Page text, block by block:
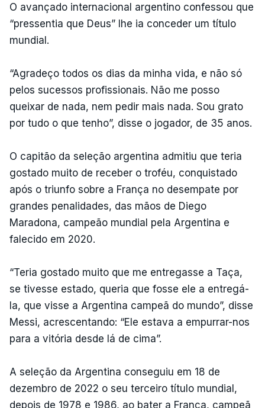
O avançado internacional argentino confessou que
“pressentia que Deus” lhe ia conceder um título
mundial.
“Agradeço todos os dias da minha vida, e não só
pelos sucessos profissionais. Não me posso
queixar de nada, nem pedir mais nada. Sou grato
por tudo o que tenho”, disse o jogador, de 35 anos.
O capitão da seleção argentina admitiu que teria
gostado muito de receber o troféu, conquistado
após o triunfo sobre a França no desempate por
grandes penalidades, das mãos de Diego
Maradona, campeão mundial pela Argentina e
falecido em 2020.
“Teria gostado muito que me entregasse a Taça,
se tivesse estado, queria que fosse ele a entregá-
la, que visse a Argentina campeã do mundo”, disse
Messi, acrescentando: “Ele estava a empurrar-nos
para a vitória desde lá de cima”.
A seleção da Argentina conseguiu em 18 de
dezembro de 2022 o seu terceiro título mundial,
depois de 1978 e 1986, ao bater a França, campeã